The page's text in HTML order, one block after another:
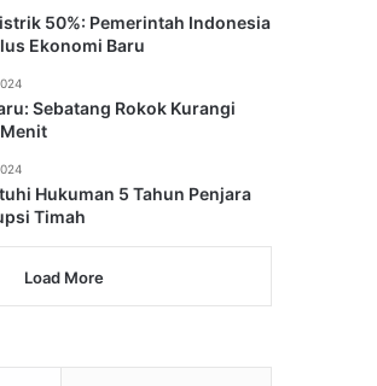
50%: Pemerintah Indonesia
Ekonomi Baru
Sebatang Rokok Kurangi
Hukuman 5 Tahun Penjara
Timah
Load More